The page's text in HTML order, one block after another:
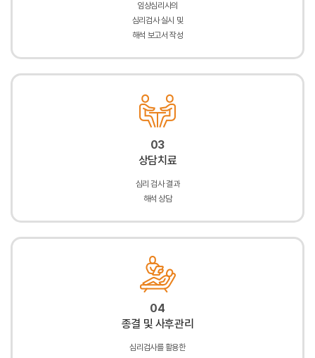
임상심리사의
심리검사 실시 및
해석 보고서 작성
03
상담치료
심리 검사 결과
해석 상담
04
종결 및 사후관리
심리검사를 활용한